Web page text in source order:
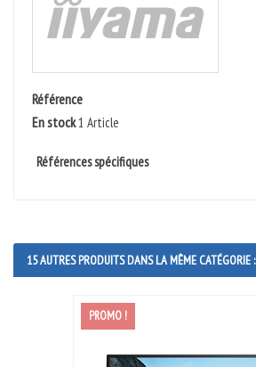
Référence
En stock1 Article
Références spécifiques
15 AUTRES PRODUITS DANS LA MÊME CATÉGORIE :
PROMO !